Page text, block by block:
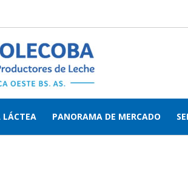
LÁCTEA PANORAMA DE MERCADO